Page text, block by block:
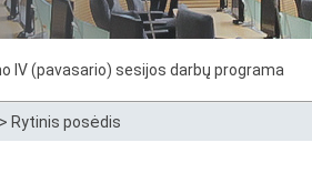
IV (pavasario) sesijos darbų programa
> Rytinis posėdis